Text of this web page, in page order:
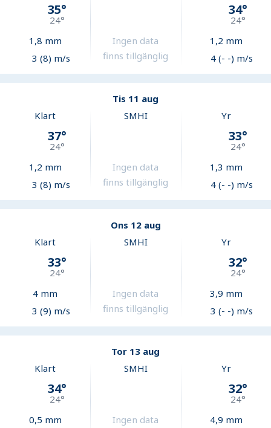
35°
24°
1,8 mm
3 (8) m/s
Ingen data
finns tillgänglig
34°
24°
1,2 mm
4 (- -) m/s
Tis 11 aug
Klart
37°
24°
1,2 mm
3 (8) m/s
SMHI
Ingen data
finns tillgänglig
Yr
33°
24°
1,3 mm
4 (- -) m/s
Ons 12 aug
Klart
33°
24°
4 mm
3 (9) m/s
SMHI
Ingen data
finns tillgänglig
Yr
32°
24°
3,9 mm
3 (- -) m/s
Tor 13 aug
Klart
34°
24°
0,5 mm
SMHI
Ingen data
Yr
32°
24°
4,9 mm